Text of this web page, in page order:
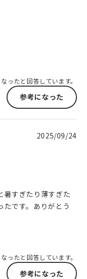
ったと回答しています。
参考になった
2025/09/24
暑すぎたり薄すぎた
たです。ありがとう
ったと回答しています。
参考になった